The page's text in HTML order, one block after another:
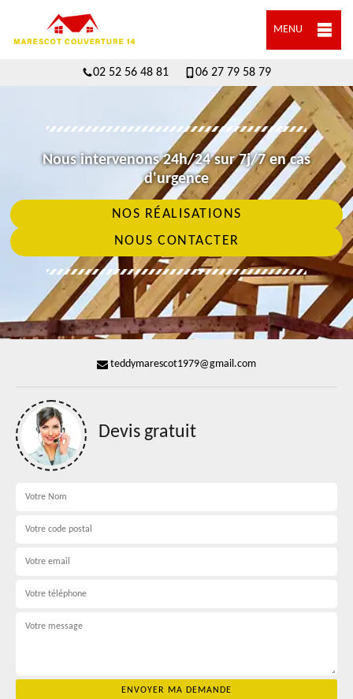
MENU
02 52 56 48 81 06 27 79 58 79
Nous intervenons 24h/24 sur 7j/7 en cas
d'urgence
NOS RÉALISATIONS
NOUS CONTACTER
teddymarescot1979@gmail.com
Devis gratuit